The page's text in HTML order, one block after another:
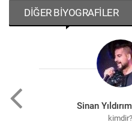
DİĞER BİYOGRAFİLER
kimdir?